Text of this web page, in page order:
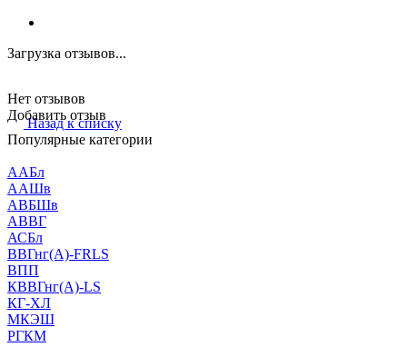
Загрузка отзывов...
Нет отзывов
Добавить отзыв
Назад к списку
Популярные категории
ААБл
ААШв
АВБШв
АВВГ
АСБл
ВВГнг(А)-FRLS
ВПП
КВВГнг(А)-LS
КГ-ХЛ
МКЭШ
РГКМ